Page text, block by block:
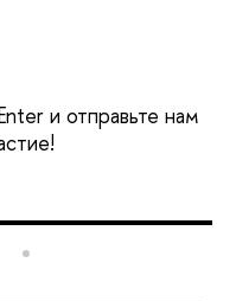
и отправьте нам